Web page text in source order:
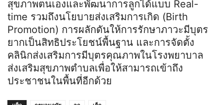
สุขภาพตนเองและพัฒนาการลูกได้แบบ Real-
time รวมถึงนโยบายส่งเสริมการเกิด (Birth
Promotion) การผลักดันให้การรักษาภาวะมีบุตร
ยากเป็นสิทธิประโยชน์พื้นฐาน และการจัดตั้ง
คลินิกส่งเสริมการมีบุตรคุณภาพในโรงพยาบาล
ส่งเสริมสุขภาพตำบลเพื่อให้สามารถเข้าถึง
ประชาชนในพื้นที่อีกด้วย